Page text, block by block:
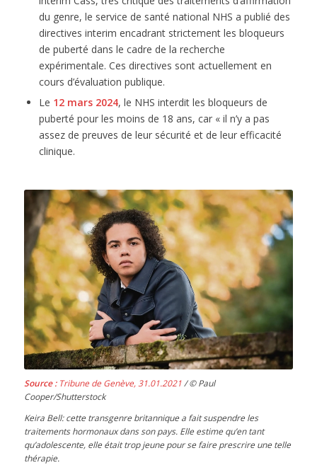
du genre, le service de santé national NHS a publié des
directives interim encadrant strictement les bloqueurs
de puberté dans le cadre de la recherche
expérimentale. Ces directives sont actuellement en
cours d’évaluation publique.
Le 12 mars 2024, le NHS interdit les bloqueurs de
puberté pour les moins de 18 ans, car « il n’y a pas
assez de preuves de leur sécurité et de leur efficacité
clinique.
Source : Tribune de Genève, 31.01.2021/ © Paul
Cooper/Shutterstock
Keira Bell: cette transgenre britannique a fait suspendre les
traitements hormonaux dans son pays. Elle estime qu’en tant
qu’adolescente, elle était trop jeune pour se faire prescrire une telle
thérapie.